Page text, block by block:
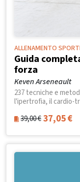
ALLENAMENTO
Guida
forza
Keven Arseneault
237 tecniche e
l'ipertrofia, il cardio-
39,00€37,05€